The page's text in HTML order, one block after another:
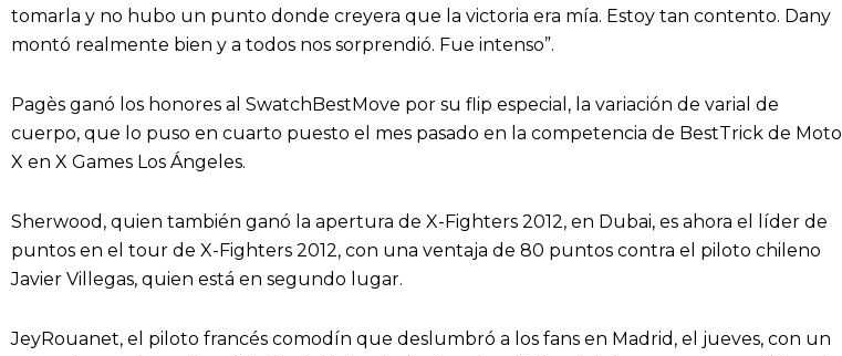
tomarla y no hubo un punto donde creyera que la victoria era mía. Estoy tan contento. Dany
montó realmente bien y a todos nos sorprendió. Fue intenso”.
Pagès ganó los honores al SwatchBestMove por su flip especial, la variación de varial de
cuerpo, que lo puso en cuarto puesto el mes pasado en la competencia de BestTrick de Moto
X en X Games Los Ángeles.
Sherwood, quien también ganó la apertura de X-Fighters 2012, en Dubai, es ahora el líder de
puntos en el tour de X-Fighters 2012, con una ventaja de 80 puntos contra el piloto chileno
Javier Villegas, quien está en segundo lugar.
JeyRouanet, el piloto francés comodín que deslumbró a los fans en Madrid, el jueves, con un